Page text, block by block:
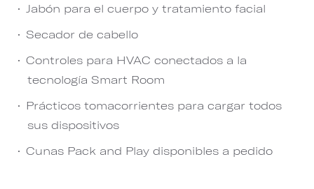
Jabón para el cuerpo y tratamiento facial
Secador de cabello
Controles para HVAC conectados a la
tecnología Smart Room
Prácticos tomacorrientes para cargar todos
sus dispositivos
Cunas Pack and Play disponibles a pedido